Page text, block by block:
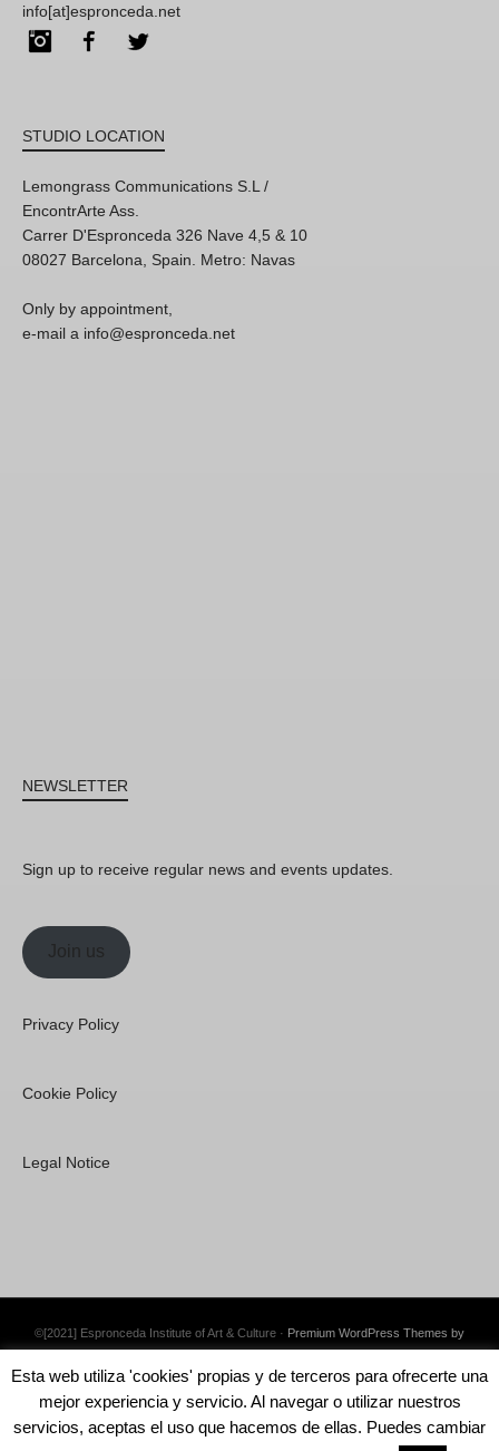
info[at]espronceda.net
InstagramFacebook
STUDIO LOCATION
Lemongrass Communications S.L /
EncontrArte Ass.
Carrer D'Espronceda 326 Nave 4,5 & 10
08027 Barcelona, Spain. Metro: Navas
Only by appointment,
e-mail a info@espronceda.net
NEWSLETTER
Sign up to receive regular news and events updates.
Join us
Privacy Policy
Cookie Policy
Legal Notice
©[2021] Espronceda Institute of Art & Culture · Premium WordPress Themes by
Esta web utiliza 'cookies' propias y de terceros para ofrecerte una
mejor experiencia y servicio. Al navegar o utilizar nuestros
servicios, aceptas el uso que hacemos de ellas. Puedes cambiar